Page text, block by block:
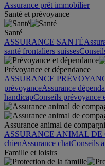
Assurance prêt immobilier
Santé et prévoyance
Santé
ASSURANCE SANTÉ
santé frontaliers suisses
Prévoyance et dépendance
ASSURANCE
prévoyanceAssurance
handicapConseils prévoyance
Assurance animal de
ASSURANCE ANIMAL DE
chienAssurance chatConseils
Famille et loisirs